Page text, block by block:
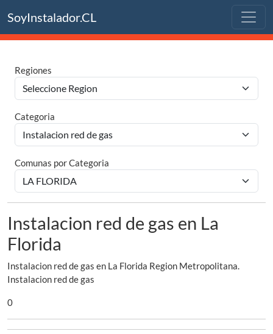
SoyInstalador.CL
Regiones
Categoria
Comunas por Categoria
Instalacion red de gas en La
Florida
Instalacion red de gas en La Florida Region Metropolitana.
Instalacion red de gas
0